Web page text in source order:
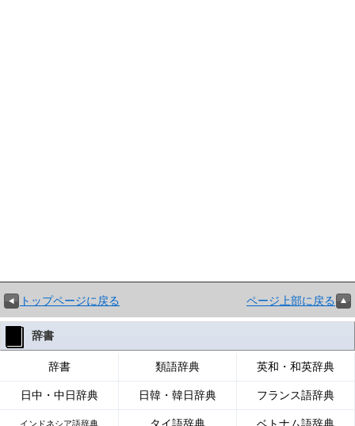
トップページに戻る ページ上部に戻る
辞書
辞書 類語辞典 英和・和英辞典
日中・中日辞典 日韓・韓日辞典 フランス語辞典
インドネシア語辞典